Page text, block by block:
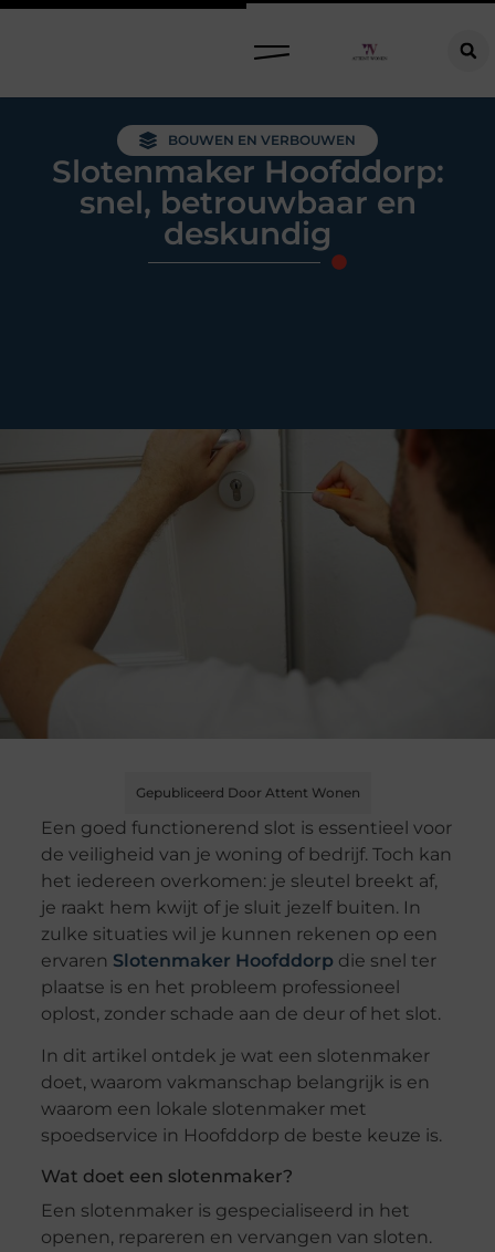
BOUWEN EN VERBOUWEN
Slotenmaker Hoofddorp:
snel, betrouwbaar en
deskundig
Gepubliceerd Door Attent Wonen
Een goed functionerend slot is essentieel voor
de veiligheid van je woning of bedrijf. Toch kan
het iedereen overkomen: je sleutel breekt af,
je raakt hem kwijt of je sluit jezelf buiten. In
zulke situaties wil je kunnen rekenen op een
ervaren Slotenmaker Hoofddorp die snel ter
plaatse is en het probleem professioneel
oplost, zonder schade aan de deur of het slot.
In dit artikel ontdek je wat een slotenmaker
doet, waarom vakmanschap belangrijk is en
waarom een lokale slotenmaker met
spoedservice in Hoofddorp de beste keuze is.
Wat doet een slotenmaker?
Een slotenmaker is gespecialiseerd in het
openen, repareren en vervangen van sloten.